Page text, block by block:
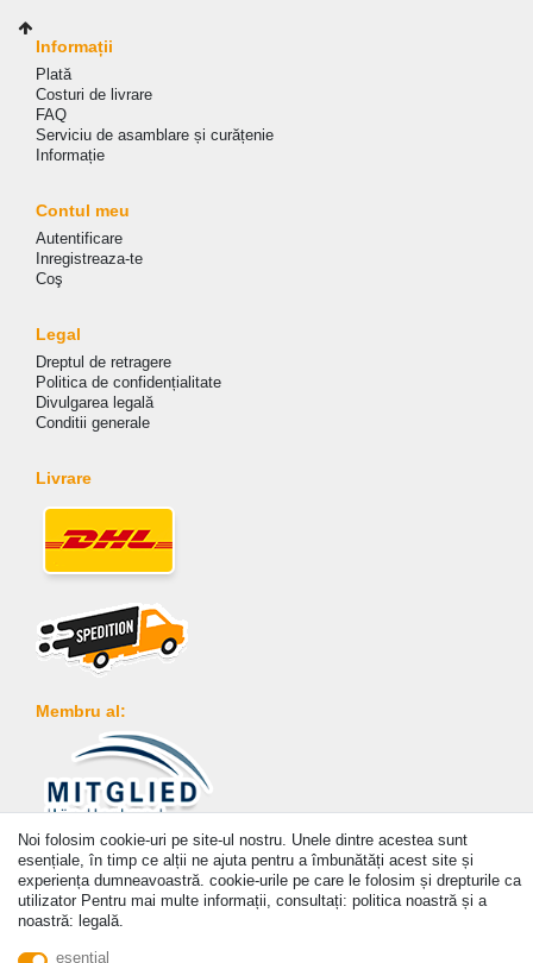
Informații
Plată
Costuri de livrare
FAQ
Serviciu de asamblare și curățenie
Informație
Contul meu
Autentificare
Inregistreaza-te
Coş
Legal
Dreptul de retragere
Politica de сonfidențialitate
Divulgarea legală
Conditii generale
Livrare
Membru al:
Plată
Noi folosim cookie-uri pe site-ul nostru. Unele dintre acestea sunt
esențiale, în timp ce alții ne ajuta pentru a îmbunătăți acest site și
experiența dumneavoastră. cookie-urile pe care le folosim și drepturile ca
utilizator Pentru mai multe informații, consultați: politica noastră și a
noastră: legală.
esenţial